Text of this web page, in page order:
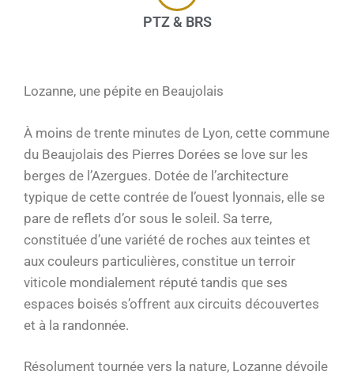
PTZ & BRS
Lozanne, une pépite en Beaujolais
À moins de trente minutes de Lyon, cette commune
du Beaujolais des Pierres Dorées se love sur les
berges de l’Azergues. Dotée de l’architecture
typique de cette contrée de l’ouest lyonnais, elle se
pare de reflets d’or sous le soleil. Sa terre,
constituée d’une variété de roches aux teintes et
aux couleurs particulières, constitue un terroir
viticole mondialement réputé tandis que ses
espaces boisés s’offrent aux circuits découvertes
et à la randonnée.
Résolument tournée vers la nature, Lozanne dévoile